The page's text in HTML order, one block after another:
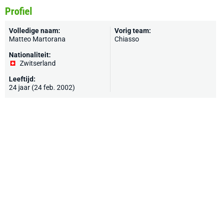
Profiel
Volledige naam:
Matteo Martorana
Nationaliteit:
Zwitserland
Leeftijd:
24 jaar (24 feb. 2002)
Vorig team:
Chiasso